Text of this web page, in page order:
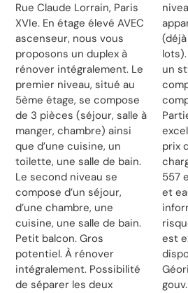
Rue Claude Lorrain, Paris
XVIe. En étage élevé AVEC
ascenseur, nous vous
proposons un duplex à
rénover intégralement. Le
premier niveau, situé au
5ème étage, se compose
de 3 pièces (séjour, salle à
manger, chambre) ainsi
que d’une cuisine, un
toilette, une salle de bain.
Le second niveau se
compose d’un séjour,
d’une chambre, une
cuisine, une salle de bain.
Petit balcon. Gros
potentiel. À rénover
intégralement. Possibilité
de séparer les deux
niveaux en deux
appartements différents
(déjà séparés en deux
lots). Possibilité d’acquérir
un studio de 14 m² en
complément. Deux caves
complètent ce bien.
Parties communes en
excellent état. Proposé au
prix de 1 090 000 euros FAI
charge vendeur. Charges :
557 euros/mois. Chauffage
et eau chaude : gaz. Les
informations sur les
risques auxquels ce bien
est exposé sont
disponibles sur le site
Géorisques : georisques.